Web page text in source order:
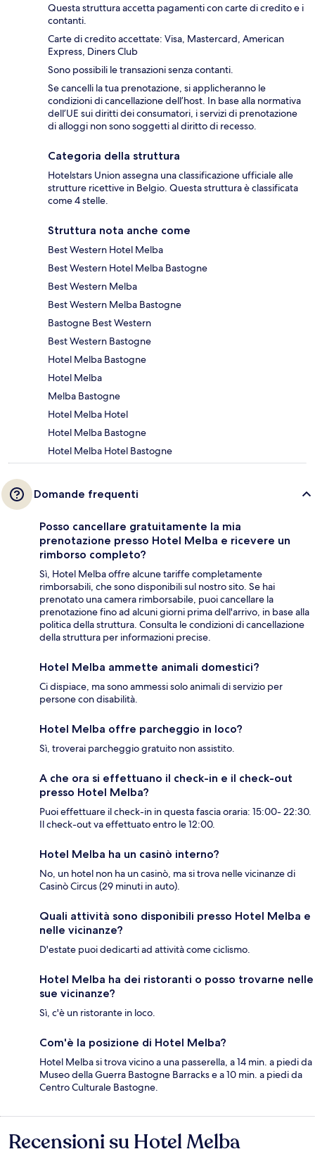
Questa struttura accetta pagamenti con carte di credito e i
contanti.
Carte di credito accettate: Visa, Mastercard, American
Express, Diners Club
Sono possibili le transazioni senza contanti.
Se cancelli la tua prenotazione, si applicheranno le
condizioni di cancellazione dell’host. In base alla normativa
dell’UE sui diritti dei consumatori, i servizi di prenotazione
di alloggi non sono soggetti al diritto di recesso.
Categoria della struttura
Hotelstars Union assegna una classificazione ufficiale alle
strutture ricettive in Belgio. Questa struttura è classificata
come 4 stelle.
Struttura nota anche come
Best Western Hotel Melba
Best Western Hotel Melba Bastogne
Best Western Melba
Best Western Melba Bastogne
Bastogne Best Western
Best Western Bastogne
Hotel Melba Bastogne
Hotel Melba
Melba Bastogne
Hotel Melba Hotel
Hotel Melba Bastogne
Hotel Melba Hotel Bastogne
Domande frequenti
Posso cancellare gratuitamente la mia
prenotazione presso Hotel Melba e ricevere un
rimborso completo?
Sì, Hotel Melba offre alcune tariffe completamente
rimborsabili, che sono disponibili sul nostro sito. Se hai
prenotato una camera rimborsabile, puoi cancellare la
prenotazione fino ad alcuni giorni prima dell'arrivo, in base alla
politica della struttura. Consulta le condizioni di cancellazione
della struttura per informazioni precise.
Hotel Melba ammette animali domestici?
Ci dispiace, ma sono ammessi solo animali di servizio per
persone con disabilità.
Hotel Melba offre parcheggio in loco?
Sì, troverai parcheggio gratuito non assistito.
A che ora si effettuano il check-in e il check-out
presso Hotel Melba?
Puoi effettuare il check-in in questa fascia oraria: 15:00- 22:30.
Il check-out va effettuato entro le 12:00.
Hotel Melba ha un casinò interno?
No, un hotel non ha un casinò, ma si trova nelle vicinanze di
Casinò Circus (29 minuti in auto).
Quali attività sono disponibili presso Hotel Melba e
nelle vicinanze?
D'estate puoi dedicarti ad attività come ciclismo.
Hotel Melba ha dei ristoranti o posso trovarne nelle
sue vicinanze?
Sì, c'è un ristorante in loco.
Com'è la posizione di Hotel Melba?
Hotel Melba si trova vicino a una passerella, a 14 min. a piedi da
Museo della Guerra Bastogne Barracks e a 10 min. a piedi da
Centro Culturale Bastogne.
Recensioni
Recensioni su Hotel Melba